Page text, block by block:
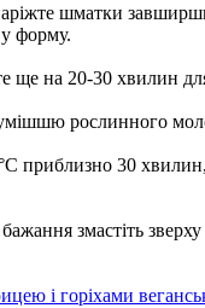
шматки
форму.
ще на 20-30 хвилин
рослинного
приблизно 30
змастіть
і горіхами